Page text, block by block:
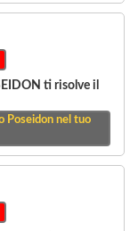
ti risolve il
Poseidon nel tuo